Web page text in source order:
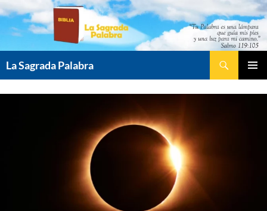
Saltar
contenido
La Sagrada Palabra